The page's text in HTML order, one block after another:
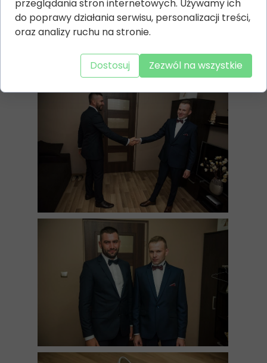
przeglądania stron internetowych. Używamy ich
do poprawy działania serwisu, personalizacji treści,
oraz analizy ruchu na stronie.
Dostosuj Zezwól na wszystkie